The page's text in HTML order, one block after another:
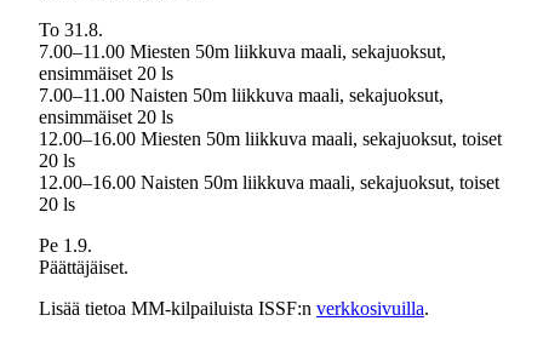
To 31.8.
7.00–11.00 Miesten 50m liikkuva maali, sekajuoksut,
ensimmäiset 20 ls
7.00–11.00 Naisten 50m liikkuva maali, sekajuoksut,
ensimmäiset 20 ls
12.00–16.00 Miesten 50m liikkuva maali, sekajuoksut, toiset
20 ls
12.00–16.00 Naisten 50m liikkuva maali, sekajuoksut, toiset
20 ls
Pe 1.9.
Päättäjäiset.
Lisää tietoa MM-kilpailuista ISSF:n verkkosivuilla.